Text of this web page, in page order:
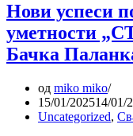
Нови успеси
уметности
Бачка
од miko miko
15/01/202514/01/
Uncategorized,